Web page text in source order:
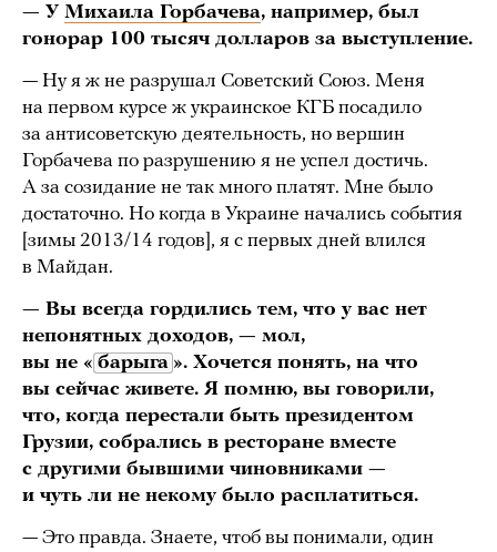
— У Михаила Горбачева, например, был
гонорар 100 тысяч долларов за выступление.
— Ну я ж не разрушал Советский Союз. Меня
на первом курсе ж украинское КГБ посадило
за антисоветскую деятельность, но вершин
Горбачева по разрушению я не успел достичь.
А за созидание не так много платят. Мне было
достаточно. Но когда в Украине начались события
[зимы 2013/14 годов], я с первых дней влился
в Майдан.
— Вы всегда гордились тем, что у вас нет
непонятных доходов, — мол,
вы не « барыга ». Хочется понять, на что
вы сейчас живете. Я помню, вы говорили,
что, когда перестали быть президентом
Грузии, собрались в ресторане вместе
с другими бывшими чиновниками —
и чуть ли не некому было расплатиться.
— Это правда. Знаете, чтоб вы понимали, один